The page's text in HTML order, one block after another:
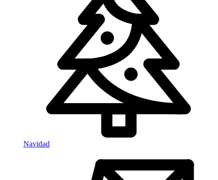
Navidad